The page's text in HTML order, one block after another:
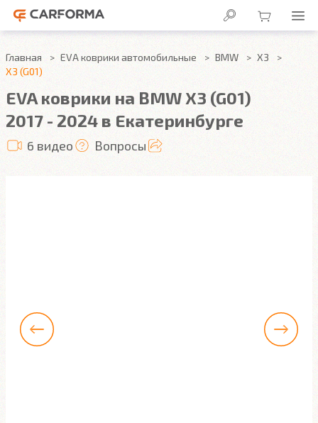
Главная EVA коврики автомобильные BMW
X3
X3 (G01)
EVA коврики на BMW X3 (G01)
2017 - 2024 в Екатеринбурге
6 видео Вопросы